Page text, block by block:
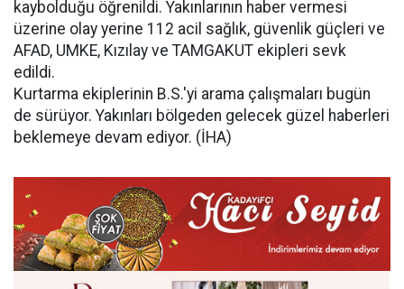
kaybolduğu öğrenildi. Yakınlarının haber vermesi
üzerine olay yerine 112 acil sağlık, güvenlik güçleri ve
AFAD, UMKE, Kızılay ve TAMGAKUT ekipleri sevk
edildi.
Kurtarma ekiplerinin B.S.'yi arama çalışmaları bugün
de sürüyor. Yakınları bölgeden gelecek güzel haberleri
beklemeye devam ediyor. (İHA)